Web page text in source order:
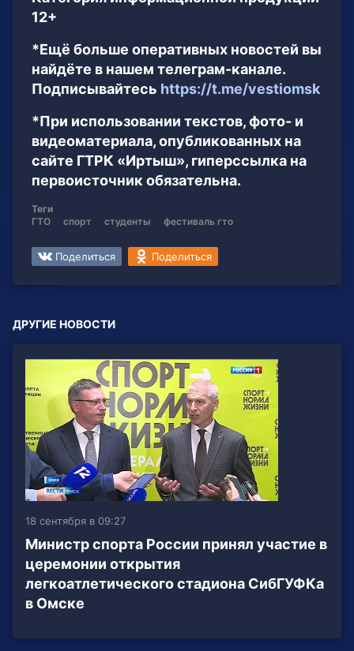
12+
*Ещё больше оперативных новостей вы
найдёте в нашем телеграм-канале.
Подписывайтесь https://t.me/vestiomsk
*При использовании текстов, фото- и
видеоматериала, опубликованных на
сайте ГТРК «Иртыш», гиперссылка на
первоисточник обязательна.
Теги
ГТО
спорт студенты фестиваль гто
Поделиться Поделиться
ДРУГИЕ НОВОСТИ
18 сентября в 09:27
Министр спорта России принял участие в
церемонии открытия
легкоатлетического стадиона СибГУФКа
в Омске